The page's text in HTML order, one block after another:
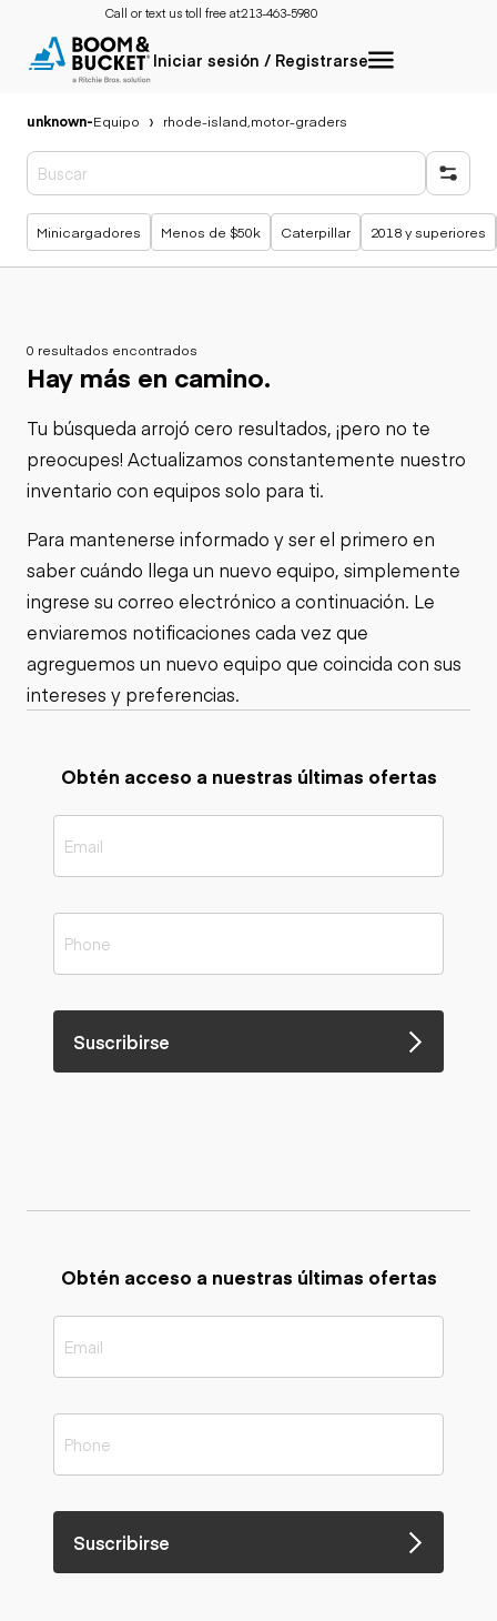
Call or text us toll free at:213-463-5980
Iniciar sesión / Registrarse
unknown-Equipo rhode-island,motor-graders
Búsquedas populares
Minicargadores Menos de $50k Caterpillar 2018 y superiores
0 resultados encontrados
Hay más en camino.
Tu búsqueda arrojó cero resultados, ¡pero no te
preocupes! Actualizamos constantemente nuestro
inventario con equipos solo para ti.
Para mantenerse informado y ser el primero en
saber cuándo llega un nuevo equipo, simplemente
ingrese su correo electrónico a continuación. Le
enviaremos notificaciones cada vez que
agreguemos un nuevo equipo que coincida con sus
intereses y preferencias.
Obtén acceso a nuestras últimas ofertas
Suscribirse
Obtén acceso a nuestras últimas ofertas
Suscribirse